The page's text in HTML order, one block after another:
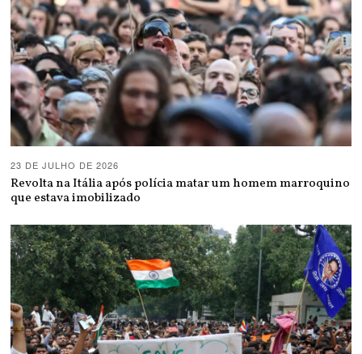
23 DE JULHO DE 2026
Revolta na Itália após polícia matar um homem marroquino
que estava imobilizado